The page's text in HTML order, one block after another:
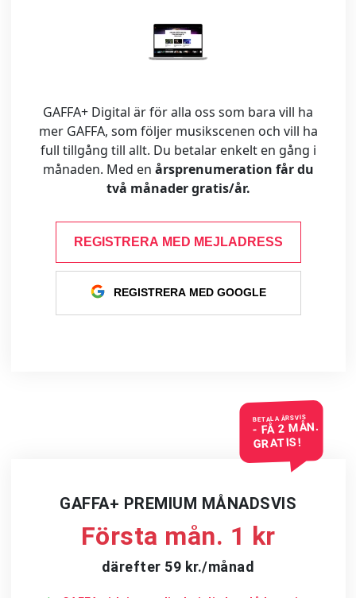
GAFFA+ Digital är för alla oss som bara vill ha
mer GAFFA, som följer musikscenen och vill ha
full tillgång till allt. Du betalar enkelt en gång i
månaden. Med en årsprenumeration får du
två månader gratis/år.
REGISTRERA MED MEJLADRESS
REGISTRERA MED GOOGLE
BETALA ÅRSVIS
- FÅ 2 MÅN.
GRATIS!
GAFFA+ PREMIUM MÅNADSVIS
Första mån. 1 kr
därefter 59 kr./månad